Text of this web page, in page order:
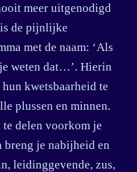
meer uitgenodigd
de pijnlijke
met de naam: ‘Als
weten dat…’. Hierin
kwetsbaarheid te
plussen en minnen.
delen voorkom je
breng je nabijheid en
leidinggevende, zus,